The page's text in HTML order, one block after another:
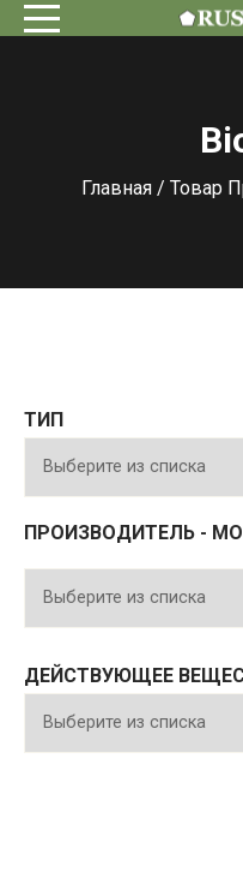
Главная / Товар
ТИП
ПРОИЗВОДИТЕЛЬ -
ДЕЙСТВУЮЩЕЕ